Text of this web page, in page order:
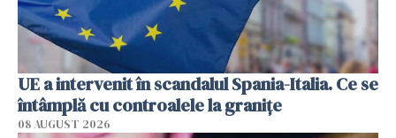
UE a intervenit în scandalul Spania-Italia. Ce se
întâmplă cu controalele la granițe
08 AUGUST 2026